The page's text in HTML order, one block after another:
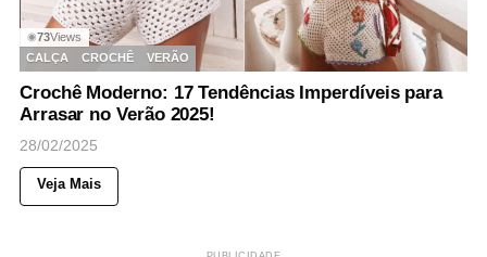
◉73Views
CALÇA
CROCHÊ VERÃO
Crochê Moderno: 17 Tendências Imperdíveis para
Arrasar no Verão 2025!
28/02/2025
Veja Mais